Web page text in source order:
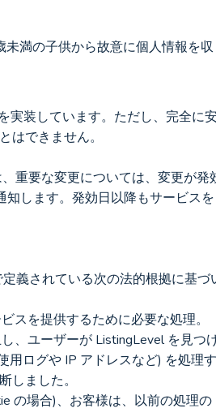
満の子供から故意に個人情報を収
実装しています。ただし、完全に
できません。
重要な変更については、変更が発
します。発効日以降もサービスを
義されている次の法的根拠に基づ
スを提供するために必要な処理。
用ログや IP アドレスなど) を処理す
しました。